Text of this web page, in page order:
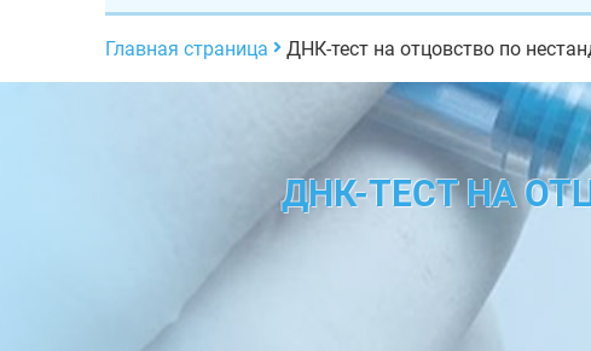
Главная страница ДНК-тест на отцовство по
ДНК-ТЕСТ НА